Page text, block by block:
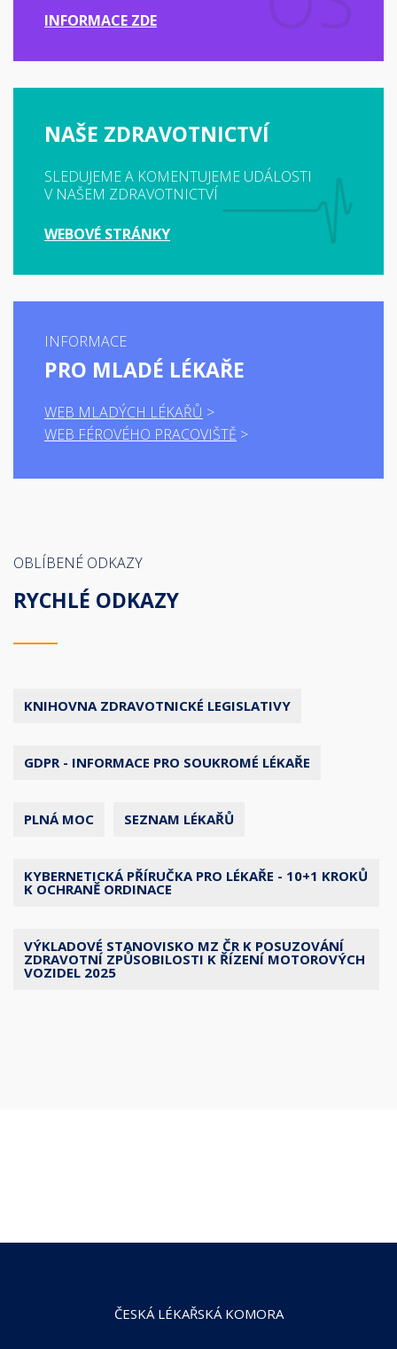
INFORMACE ZDE
NAŠE ZDRAVOTNICTVÍ
SLEDUJEME A KOMENTUJEME UDÁLOSTI
V NAŠEM ZDRAVOTNICTVÍ
WEBOVÉ STRÁNKY
INFORMACE
PRO MLADÉ LÉKAŘE
WEB MLADÝCH LÉKAŘŮ
WEB FÉROVÉHO PRACOVIŠTĚ
OBLÍBENÉ ODKAZY
RYCHLÉ ODKAZY
KNIHOVNA ZDRAVOTNICKÉ LEGISLATIVY
GDPR - INFORMACE PRO SOUKROMÉ LÉKAŘE
PLNÁ MOC SEZNAM LÉKAŘŮ
KYBERNETICKÁ PŘÍRUČKA PRO LÉKAŘE - 10+1 KROKŮ
K OCHRANĚ ORDINACE
VÝKLADOVÉ STANOVISKO MZ ČR K POSUZOVÁNÍ
ZDRAVOTNÍ ZPŮSOBILOSTI K ŘÍZENÍ MOTOROVÝCH
VOZIDEL 2025
ČESKÁ LÉKAŘSKÁ KOMORA